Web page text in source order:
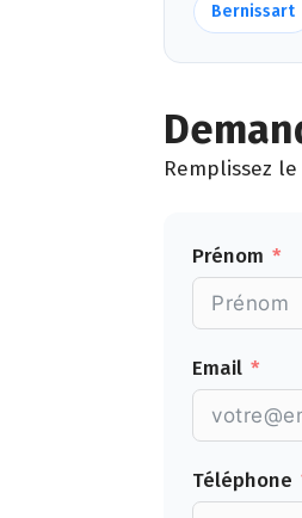
Bernissart
Remplissez
Prénom
Email
Téléphone